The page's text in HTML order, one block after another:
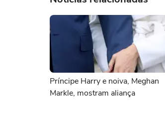
Príncipe Harry e noiva, Meghan
Markle, mostram aliança